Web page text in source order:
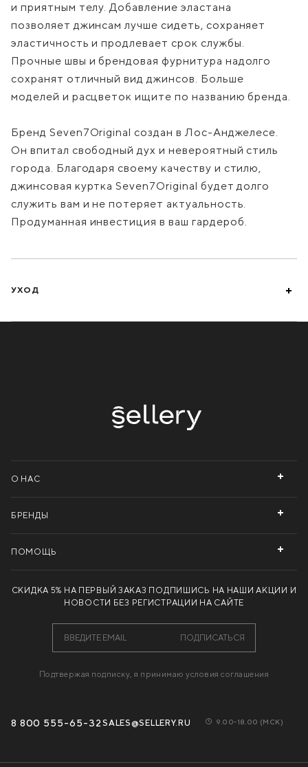
и приятным телу. Добавление эластана
позволяет джинсам лучше сидеть, сохраняет
эластичность и продлевает срок службы.
Прочные швы и брендовая фурнитура надолго
сохранят отличный вид джинсов. Больше
моделей и расцветок ищите по названию бренда.
Бренд Seven7Original создан в Лос-Анджелесе.
Он впитал свободный дух и невероятный стиль
города. Благодаря своему качеству и стилю,
джинсовая куртка Seven7Original будет долго
служить вам и не потеряет актуальность.
Продуманная инвестиция в ваш гардероб.
УХОД
О НАС
БРЕНДЫ
ПОМОЩЬ
СКИДКА 5% НА ПЕРВЫЙ ЗАКАЗ ПОДПИШИСЬ НА НАШИ АКЦИИ И
НОВОСТИ БЕЗ РЕГИСТРАЦИИ НА САЙТЕ
ПОДПИСАТЬСЯ
Подтвержая подписку, я принимаю условия соглашения
8 800 555-65-32 SALES@SELLERY.RU 9.00-18.00 (МCК)